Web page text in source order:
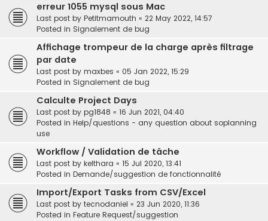
erreur 1055 mysql sous Mac
Last post by Petitmamouth « 22 May 2022, 14:57
Posted in Signalement de bug
Affichage trompeur de la charge après filtrage
par date
Last post by maxbes « 05 Jan 2022, 15:29
Posted in Signalement de bug
Calculte Project Days
Last post by pg1848 « 16 Jun 2021, 04:40
Posted in Help/questions - any question about soplanning
use
Workflow / Validation de tâche
Last post by kelthara « 15 Jul 2020, 13:41
Posted in Demande/suggestion de fonctionnalité
Import/Export Tasks from CSV/Excel
Last post by tecnodaniel « 23 Jun 2020, 11:36
Posted in Feature Request/suggestion